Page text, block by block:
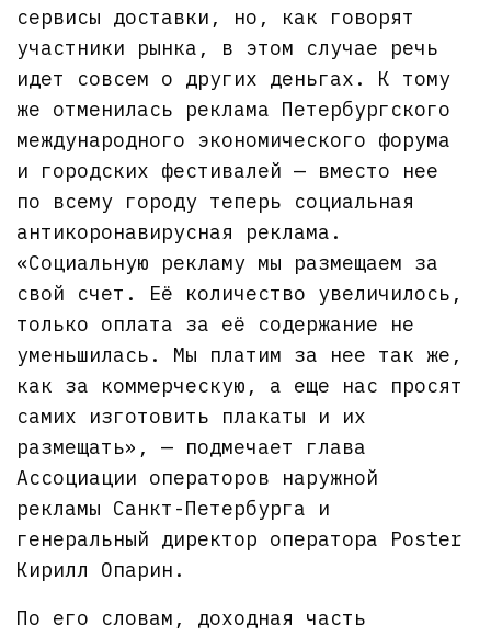
сервисы доставки, но, как говорят
участники рынка, в этом случае речь
идет совсем о других деньгах. К тому
же отменилась реклама Петербургского
международного экономического форума
и городских фестивалей — вместо нее
по всему городу теперь социальная
антикоронавирусная реклама.
«Социальную рекламу мы размещаем за
свой счет. Её количество увеличилось,
только оплата за её содержание не
уменьшилась. Мы платим за нее так же,
как за коммерческую, а еще нас просят
самих изготовить плакаты и их
размещать», — подмечает глава
Ассоциации операторов наружной
рекламы Санкт-Петербурга и
генеральный директор оператора Poster
Кирилл Опарин.
По его словам, доходная часть